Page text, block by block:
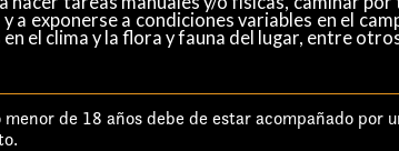
a exponerse a condiciones variables en el
en el clima y la flora y fauna del lugar, entre
menor de 18 años debe de estar acompañado por